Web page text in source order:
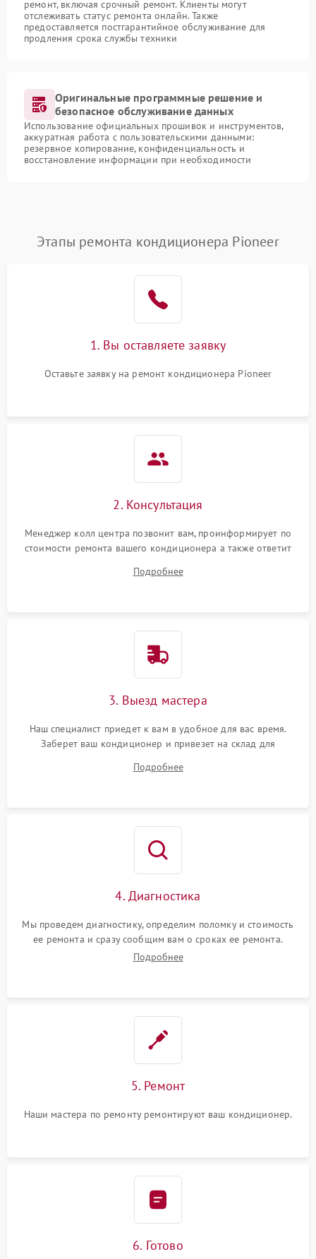
ремонт, включая срочный ремонт. Клиенты могут
отслеживать статус ремонта онлайн. Также
предоставляется постгарантийное обслуживание для
продления срока службы техники
Оригинальные программные решение и
безопасное обслуживание данных
Использование официальных прошивок и инструментов,
аккуратная работа с пользовательскими данными:
резервное копирование, конфиденциальность и
восстановление информации при необходимости
Этапы ремонта кондиционера Pioneer
1. Вы оставляете заявку
Оставьте заявку на ремонт кондиционера Pioneer
2. Консультация
Менеджер колл центра позвонит вам, проинформирует по
стоимости ремонта вашего кондиционера а также ответит
Подробнее
3. Выезд мастера
Наш специалист приедет к вам в удобное для вас время.
Заберет ваш кондиционер и привезет на склад для
Подробнее
4. Диагностика
Мы проведем диагностику, определим поломку и стоимость
ее ремонта и сразу сообщим вам о сроках ее ремонта.
Подробнее
5. Ремонт
Наши мастера по ремонту ремонтируют ваш кондиционер.
6. Готово